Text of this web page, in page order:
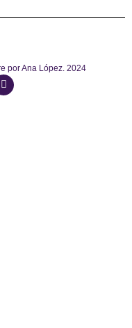
por Ana López. 2024